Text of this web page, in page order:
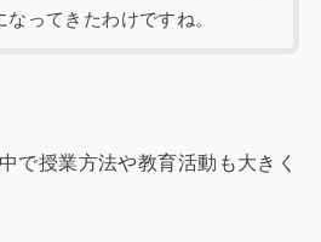
なってきたわけですね。
で授業方法や教育活動も大きく